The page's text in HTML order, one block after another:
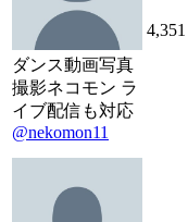
ダンス動画写真
撮影ネコモン ラ
イブ配信も対応
@nekomon11
4,351